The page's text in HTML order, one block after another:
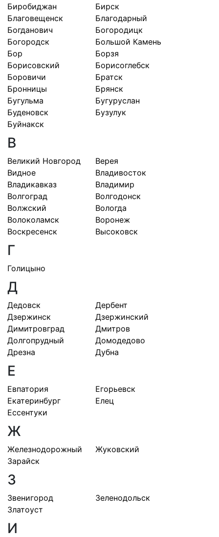
Биробиджан
Бирск
Благовещенск
Благодарный
Богданович
Богородицк
Богородск
Большой Камень
Бор
Борзя
Борисовский
Борисоглебск
Боровичи
Братск
Бронницы
Брянск
Бугульма
Бугуруслан
Буденовск
Бузулук
Буйнакск
В
Великий Новгород
Верея
Видное
Владивосток
Владикавказ
Владимир
Волгоград
Волгодонск
Волжский
Вологда
Волоколамск
Воронеж
Воскресенск
Высоковск
Г
Голицыно
Д
Дедовск
Дербент
Дзержинск
Дзержинский
Димитровград
Дмитров
Долгопрудный
Домодедово
Дрезна
Дубна
Е
Евпатория
Егорьевск
Екатеринбург
Елец
Ессентуки
Ж
Железнодорожный
Жуковский
Зарайск
З
Звенигород
Зеленодольск
Златоуст
И